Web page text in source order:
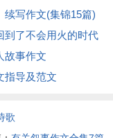
续写作文(集锦15篇)
到了不会用火的时代
故事作文
指导及范文
歌